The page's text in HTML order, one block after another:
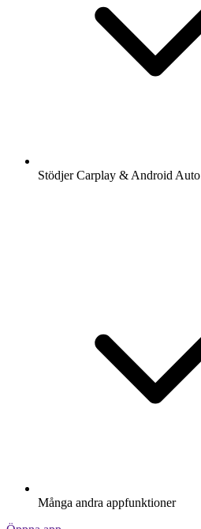
Stödjer Carplay & Android Auto
Många andra appfunktioner